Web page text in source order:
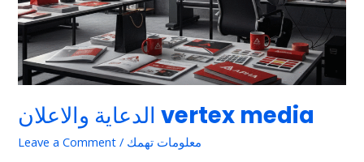
الدعاية والاعلان vertex media
Leave a Comment / معلومات تهمك